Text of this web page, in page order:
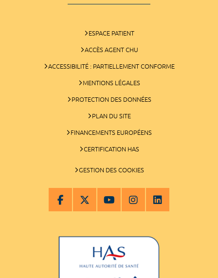
ESPACE PATIENT
ACCÈS AGENT CHU
ACCESSIBILITÉ : PARTIELLEMENT CONFORME
MENTIONS LÉGALES
PROTECTION DES DONNÉES
PLAN DU SITE
FINANCEMENTS EUROPÉENS
CERTIFICATION HAS
GESTION DES COOKIES